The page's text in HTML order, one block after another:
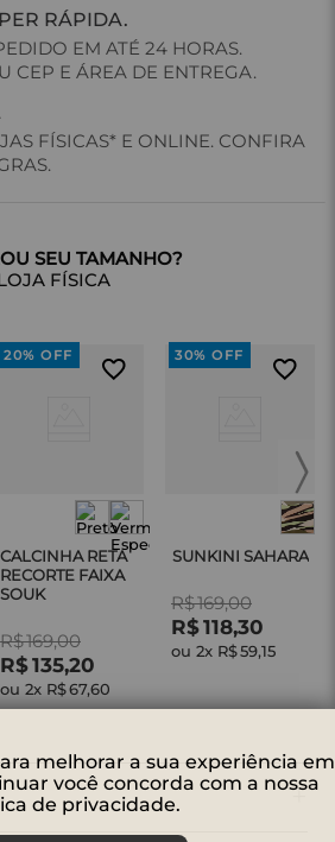
RÁPIDA.
EM ATÉ 24 HORAS.
CEP E ÁREA DE ENTREGA.
FÍSICAS* E ONLINE. CONFIRA
FÍSICA
20% OFF
CALCINHA RETA
RECORTE FAIXA
SOUK
R$169,00
R$135,20
ou 2x R$67,60
30% OFF
SUNKINI SAHARA
R$169,00
R$118,30
ou 2x R$59,15
+
melhorar a sua experiência em
você concorda com a nossa
de privacidade.